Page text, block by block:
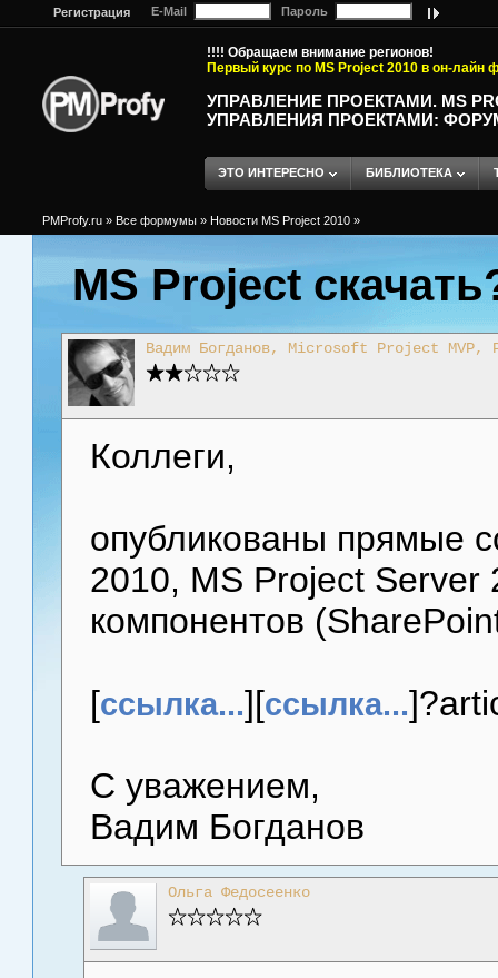
Регистрация E-Mail Пароль
!!!! Обращаем внимание регионов!
Первый курс по MS Project 2010 в он-лайн
УПРАВЛЕНИЕ ПРОЕКТАМИ. MS
УПРАВЛЕНИЯ ПРОЕКТАМИ:
ЭТО ИНТЕРЕСНО БИБЛИОТЕКА
PMProfy.ru » Все формумы » Новости MS Project 2010 »
MS Project
Вадим Богданов, Microsoft Project MVP,
Коллеги,
опубликованы прямые
2010, MS Project Server
компонентов
[ссылка...][ссылка...
С уважением,
Вадим Богданов
Ольга Федосеенко